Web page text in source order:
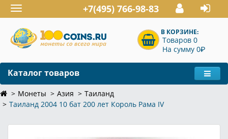
Toggle
navigation
+7(495) 766-98-83
В КОРЗИНЕ:
Товаров 0
На сумму 0P
Каталог товаров
Монеты Азия
Таиланд
Таиланд 2004 10 бат 200 лет Король Рама IV